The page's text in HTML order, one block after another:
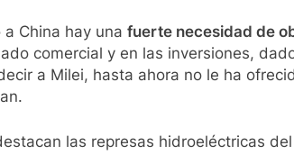
China hay una fuerte necesidad de
comercial y en las inversiones,
a Milei, hasta ahora no le ha
las represas hidroeléctricas